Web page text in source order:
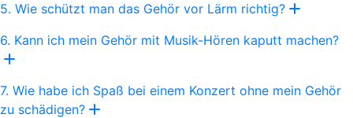
5. Wie schützt man das Gehör vor Lärm richtig?
6. Kann ich mein Gehör mit Musik-Hören kaputt machen?
7. Wie habe ich Spaß bei einem Konzert ohne mein Gehör
zu schädigen?